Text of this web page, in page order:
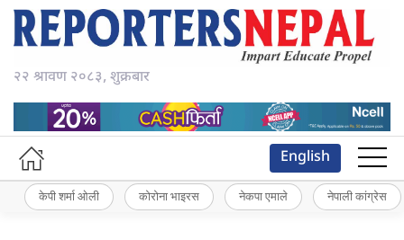
२२ श्रावण २०८३, शुक्रबार
English
केपी शर्मा ओली कोरोना भाइरस नेकपा एमाले नेपाली कांग्रेस